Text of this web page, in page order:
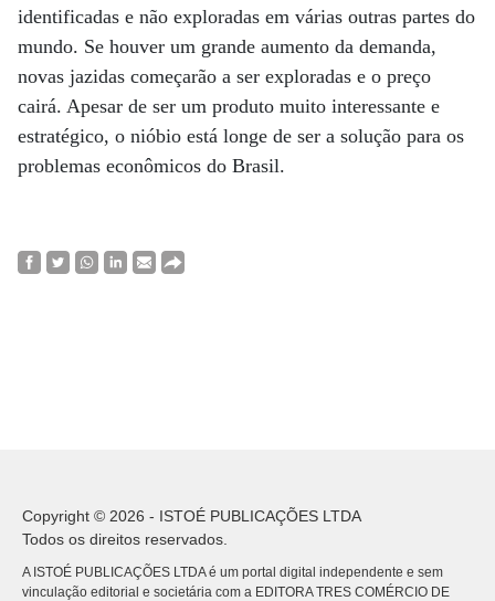
identificadas e não exploradas em várias outras partes do
mundo. Se houver um grande aumento da demanda,
novas jazidas começarão a ser exploradas e o preço
cairá. Apesar de ser um produto muito interessante e
estratégico, o nióbio está longe de ser a solução para os
problemas econômicos do Brasil.
Copyright © 2026 - ISTOÉ PUBLICAÇÕES LTDA
Todos os direitos reservados.
A ISTOÉ PUBLICAÇÕES LTDA é um portal digital independente e sem
vinculação editorial e societária com a EDITORA TRES COMÉRCIO DE